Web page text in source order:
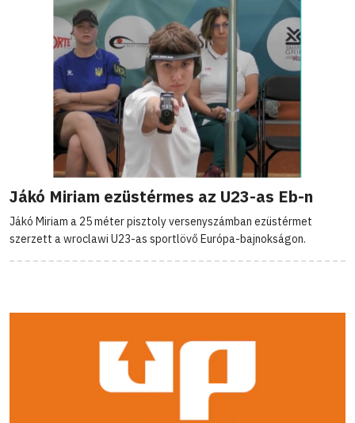
Jákó Miriam ezüstérmes az U23-as Eb-n
Jákó Miriam a 25 méter pisztoly versenyszámban ezüstérmet
szerzett a wroclawi U23-as sportlövő Európa-bajnokságon.